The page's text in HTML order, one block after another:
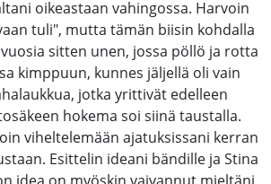
oikeastaan vahingossa. Harvoin
tuli", mutta tämän biisin kohdalla
sitten unen, jossa pöllö ja rotta
kimppuun, kunnes jäljellä oli vain
jotka yrittivät edelleen
hokema soi siinä taustalla.
viheltelemään ajatuksissani kerran
Esittelin ideani bändille ja Stina